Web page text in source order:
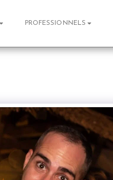
PROFESSIONNELS